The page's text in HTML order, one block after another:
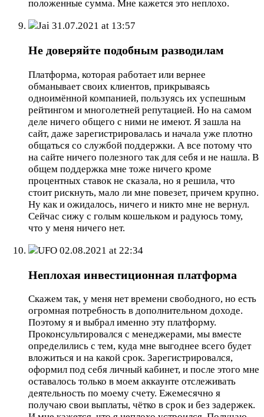
положенные сумма. Мне кажется это неплохо.
Jai 31.07.2021 at 13:57
Не доверяйте подобным разводилам
Платформа, которая работает или вернее
обманывает своих клиентов, прикрываясь
одноимённой компанией, пользуясь их успешным
рейтингом и многолетней репутацией. Но на самом
деле ничего общего с ними не имеют. Я зашла на
сайт, даже зарегистрировалась и начала уже плотно
общаться со службой поддержки. А все потому что
на сайте ничего полезного так для себя и не нашла. В
общем поддержка мне тоже ничего кроме
процентных ставок не сказала, но я решила, что
стоит рискнуть, мало ли мне повезет, причем крупно.
Ну как и ожидалось, ничего и никто мне не вернул.
Сейчас сижу с голым кошельком и радуюсь тому,
что у меня ничего нет.
UFO 02.08.2021 at 22:34
Неплохая инвестиционная платформа
Скажем так, у меня нет времени свободного, но есть
огромная потребность в дополнительном доходе.
Поэтому я и выбрал именно эту платформу.
Проконсультировался с менеджерами, мы вместе
определились с тем, куда мне выгоднее всего будет
вложиться и на какой срок. Зарегистрировался,
оформил под себя личный кабинет, и после этого мне
оставалось только в моем аккаунте отслеживать
деятельность по моему счету. Ежемесячно я
получаю свои выплаты, чётко в срок и без задержек.